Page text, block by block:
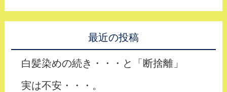
最近の投稿
白髪染めの続き・・・と「断捨離」
実は不安・・・。